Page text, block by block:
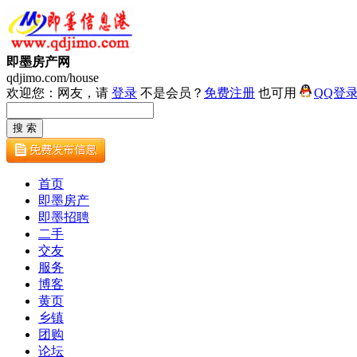
即墨房产网
qdjimo.com/house
欢迎您：网友，请 登录 不是会员？ 免费注册 也可用 QQ登
首页
即墨房产
即墨招聘
二手
交友
服务
博客
黄页
乡镇
团购
论坛